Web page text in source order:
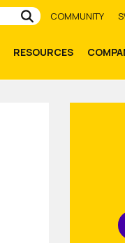
Submit
COMMUNITY
RESOURCES